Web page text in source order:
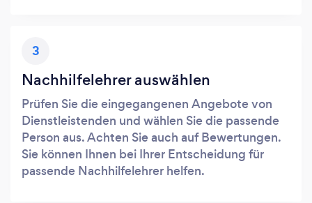
3
Nachhilfelehrer auswählen
Prüfen Sie die eingegangenen Angebote von
Dienstleistenden und wählen Sie die passende
Person aus. Achten Sie auch auf Bewertungen.
Sie können Ihnen bei Ihrer Entscheidung für
passende Nachhilfelehrer helfen.